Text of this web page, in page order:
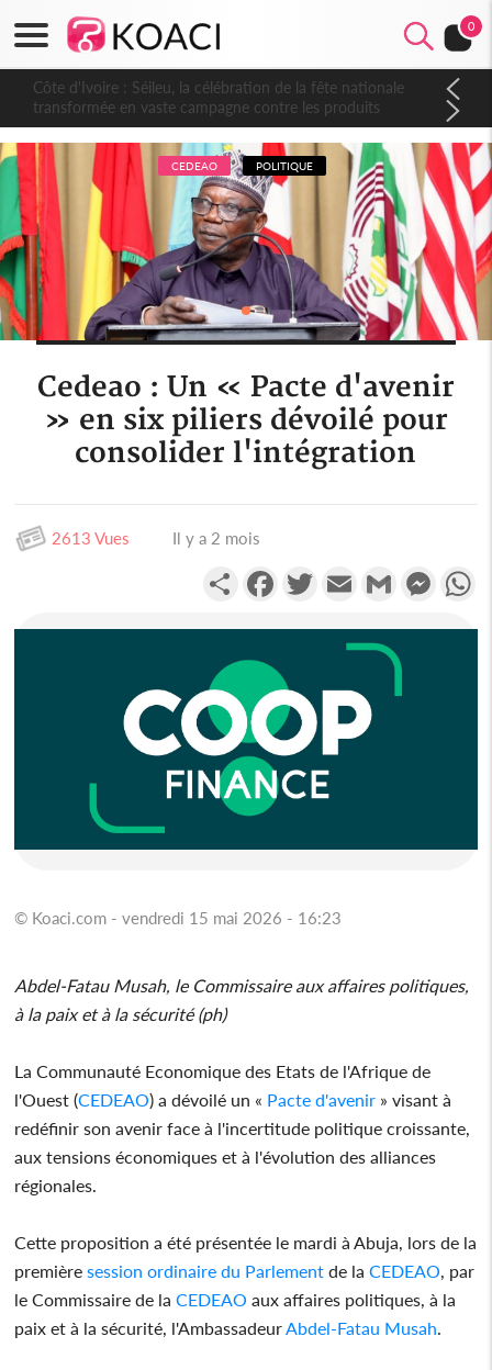
0
Côte d'Ivoire : Séileu, la célébration de la fête nationale
transformée en vaste campagne contre les produits
dépigmentants dangereux
CEDEAO POLITIQUE
Cedeao : Un « Pacte d'avenir
» en six piliers dévoilé pour
consolider l'intégration
2613 Vues Il y a 2 mois
PartagerFacebookTwitterEmail Gmail
© Koaci.com - vendredi 15 mai 2026 - 16:23
Abdel-Fatau Musah, le Commissaire aux affaires politiques,
à la paix et à la sécurité (ph)
La Communauté Economique des Etats de l'Afrique de
l'Ouest (CEDEAO) a dévoilé un « Pacte d'avenir » visant à
redéfinir son avenir face à l'incertitude politique croissante,
aux tensions économiques et à l'évolution des alliances
régionales.
Cette proposition a été présentée le mardi à Abuja, lors de la
première session ordinaire du Parlement de laCEDEAO , par
le Commissaire de laCEDEAO aux affaires politiques, à la
paix et à la sécurité, l'Ambassadeur Abdel-Fatau Musah